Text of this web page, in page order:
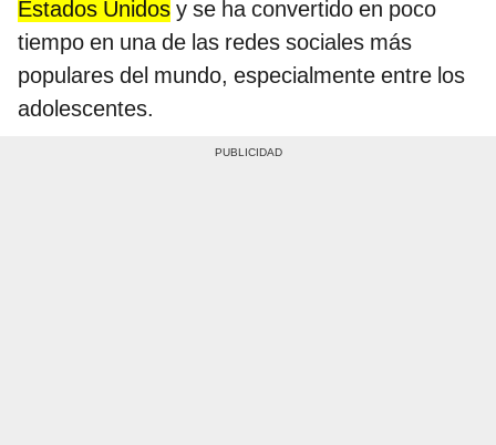
Estados Unidos y se ha convertido en poco
tiempo en una de las redes sociales más
populares del mundo, especialmente entre los
adolescentes.